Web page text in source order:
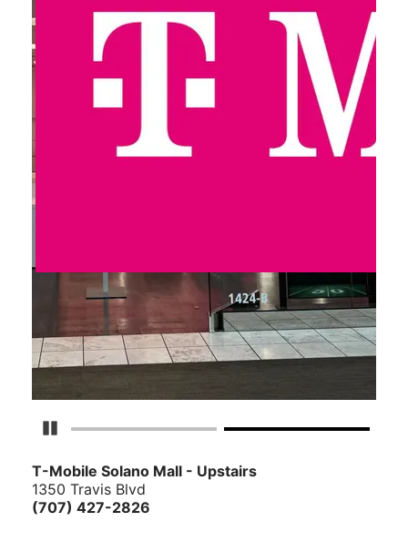
Detener carrusel
T-Mobile Solano Mall - Upstairs
1350 Travis Blvd
(707) 427-2826